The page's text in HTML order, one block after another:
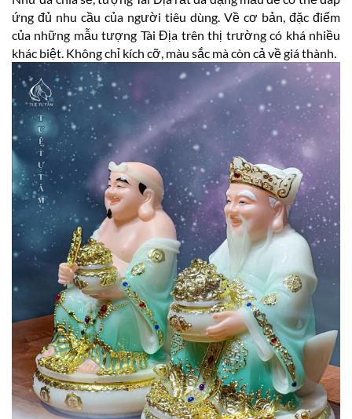
ứng đủ nhu cầu của người tiêu dùng. Về cơ bản, đặc điểm
của những mẫu tượng Tài Địa trên thị trường có khá nhiều
khác biệt. Không chỉ kích cỡ, màu sắc mà còn cả về giá thành.